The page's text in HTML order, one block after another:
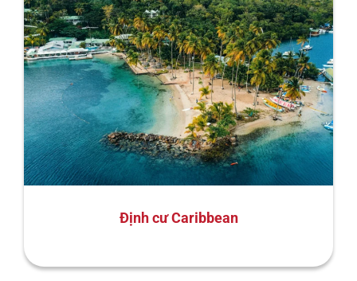
Định cư Caribbean